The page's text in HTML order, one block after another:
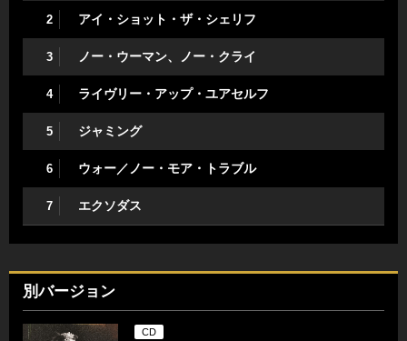
2 アイ・ショット・ザ・シェリフ
3 ノー・ウーマン、ノー・クライ
4 ライヴリー・アップ・ユアセルフ
5 ジャミング
6 ウォー／ノー・モア・トラブル
7 エクソダス
別バージョン
CD